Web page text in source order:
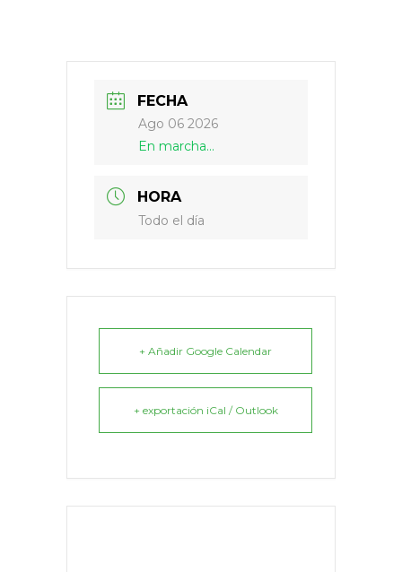
FECHA
Ago 06 2026
En marcha...
HORA
Todo el día
+ Añadir Google Calendar
+ exportación iCal / Outlook